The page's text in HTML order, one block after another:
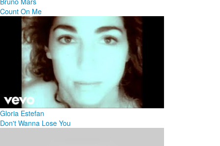
Count On Me
Gloria Estefan
Don't Wanna Lose You